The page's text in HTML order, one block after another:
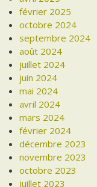
février 2025
octobre 2024
septembre 2024
août 2024
juillet 2024
juin 2024
mai 2024
avril 2024
mars 2024
février 2024
décembre 2023
novembre 2023
octobre 2023
juillet 2023